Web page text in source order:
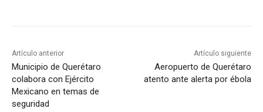
Artículo anterior
Municipio de Querétaro
colabora con Ejército
Mexicano en temas de
seguridad
Artículo siguiente
Aeropuerto de Querétaro
atento ante alerta por ébola